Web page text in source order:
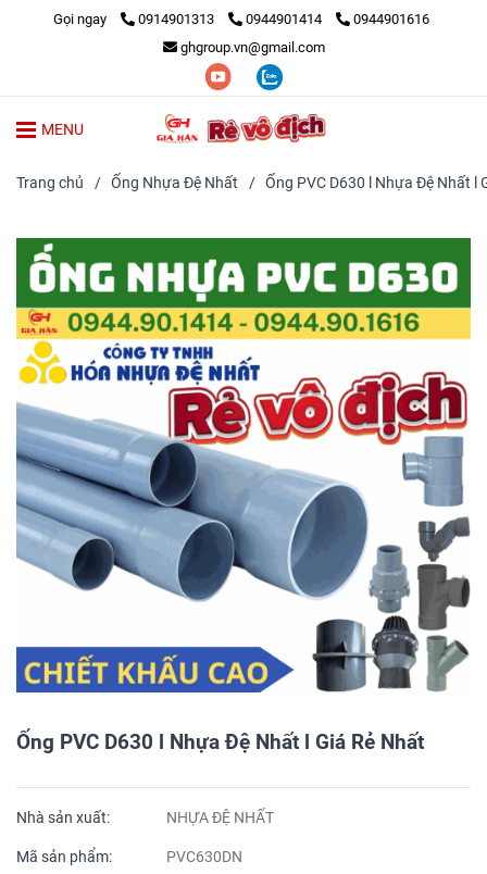
Gọi ngay 0914901313 0944901414
0944901616
ghgroup.vn@gmail.com
MENU
Trang chủ / Ống Nhựa Đệ Nhất / Ống PVC D630 l Nhựa Đệ Nhất l
Ống PVC D630 l Nhựa Đệ Nhất l Giá Rẻ Nhất
Nhà sản xuất: NHỰA ĐỆ NHẤT
Mã sản phẩm: PVC630DN